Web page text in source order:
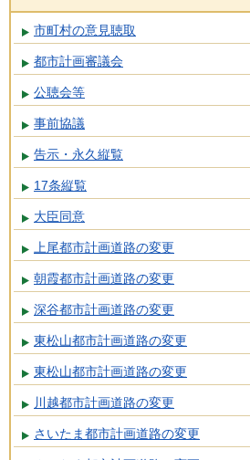
市町村の意見聴取
都市計画審議会
公聴会等
事前協議
告示・永久縦覧
17条縦覧
大臣同意
上尾都市計画道路の変更
朝霞都市計画道路の変更
深谷都市計画道路の変更
東松山都市計画道路の変更
東松山都市計画道路の変更
川越都市計画道路の変更
さいたま都市計画道路の変更